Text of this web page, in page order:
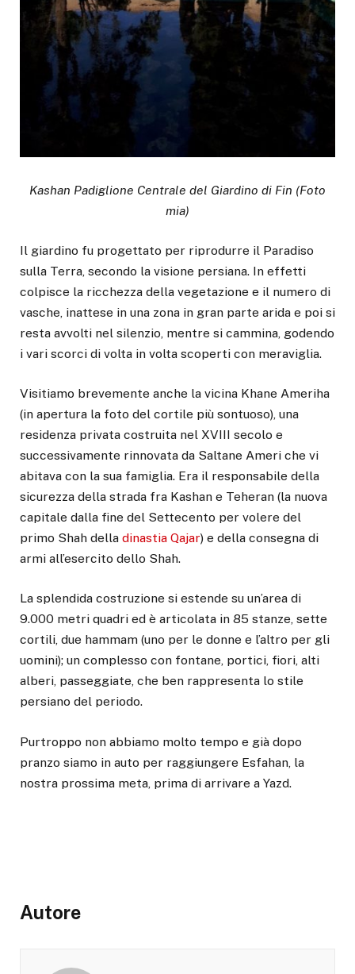
Kashan Padiglione Centrale del Giardino di Fin (Foto
mia)
Il giardino fu progettato per riprodurre il Paradiso
sulla Terra, secondo la visione persiana. In effetti
colpisce la ricchezza della vegetazione e il numero di
vasche, inattese in una zona in gran parte arida e poi si
resta avvolti nel silenzio, mentre si cammina, godendo
i vari scorci di volta in volta scoperti con meraviglia.
Visitiamo brevemente anche la vicina Khane Ameriha
(in apertura la foto del cortile più sontuoso), una
residenza privata costruita nel XVIII secolo e
successivamente rinnovata da Saltane Ameri che vi
abitava con la sua famiglia. Era il responsabile della
sicurezza della strada fra Kashan e Teheran (la nuova
capitale dalla fine del Settecento per volere del
primo Shah della dinastia Qajar) e della consegna di
armi all’esercito dello Shah.
La splendida costruzione si estende su un’area di
9.000 metri quadri ed è articolata in 85 stanze, sette
cortili, due hammam (uno per le donne e l’altro per gli
uomini); un complesso con fontane, portici, fiori, alti
alberi, passeggiate, che ben rappresenta lo stile
persiano del periodo.
Purtroppo non abbiamo molto tempo e già dopo
pranzo siamo in auto per raggiungere Esfahan, la
nostra prossima meta, prima di arrivare a Yazd.
Autore